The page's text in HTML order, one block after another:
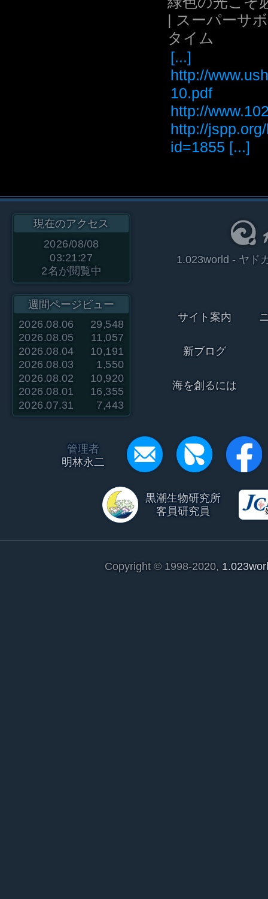
| スーパーサ
タイム
[...]
http://
10.pdf
http://
http://
id=1855 [...]
現在のアクセス
2026/08/08
03:21:27
2名が閲覧中
週間ページビュー
2026.08.06
29,548
2026.08.05
11,057
2026.08.04
10,191
2026.08.03
1,550
2026.08.02
10,920
2026.08.01
16,355
2026.07.31
7,443
1.023world - ヤド
サイト案内
新ブログ
海を創るには
管理者
明林永二
黒潮生物研究所
客員研究員
Copyright © 1998-2020,